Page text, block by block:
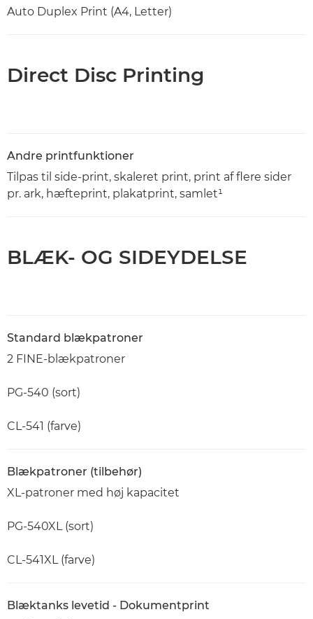
Auto Duplex Print (A4, Letter)
Direct Disc Printing
Andre printfunktioner
Tilpas til side-print, skaleret print, print af flere sider
pr. ark, hæfteprint, plakatprint, samlet¹
BLÆK- OG SIDEYDELSE
Standard blækpatroner
2 FINE-blækpatroner
PG-540 (sort)
CL-541 (farve)
Blækpatroner (tilbehør)
XL-patroner med høj kapacitet
PG-540XL (sort)
CL-541XL (farve)
Blæktanks levetid - Dokumentprint